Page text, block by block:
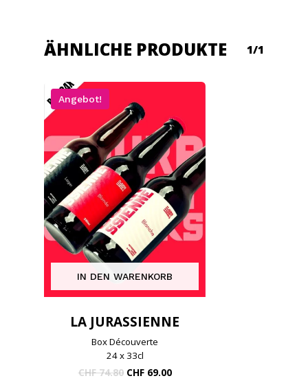
ÄHNLICHE PRODUKTE 1/1
Angebot!
IN DEN WARENKORB
LA JURASSIENNE
Box Découverte
24 x 33cl
CHF74.80 Der
CHF69.00Der